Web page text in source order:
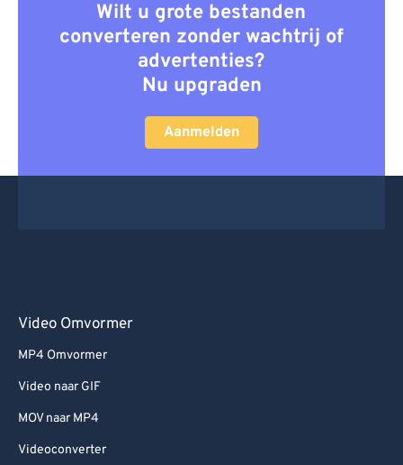
Wilt u grote bestanden
converteren zonder wachtrij of
advertenties?
Nu upgraden
Aanmelden
Video Omvormer
MP4 Omvormer
Video naar GIF
MOV naar MP4
Videoconverter